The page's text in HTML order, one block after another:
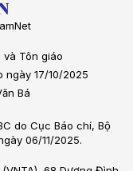
và Tôn giáo
ngày 17/10/2025
Bá
do Cục Báo chí, Bộ
06/11/2025.